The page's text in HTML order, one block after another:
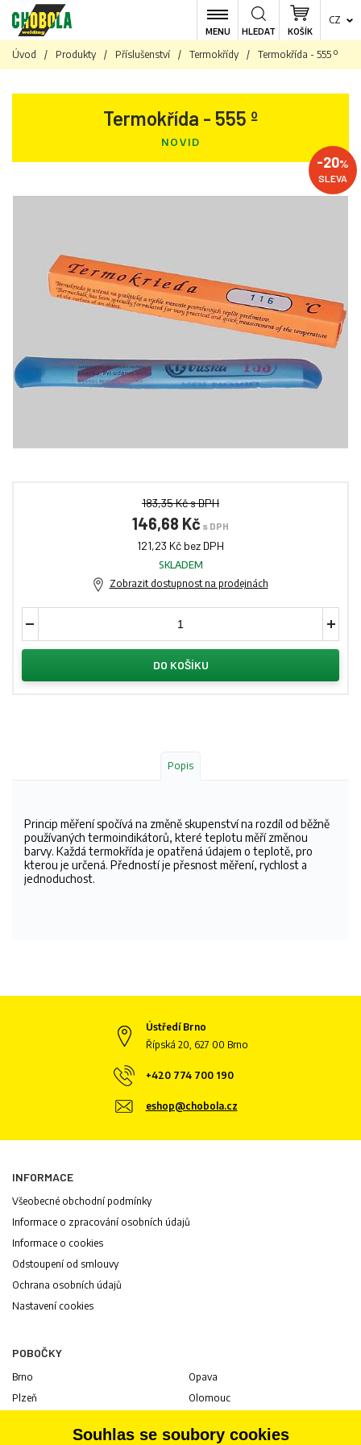
MENU KOŠÍK
CZ
HLEDAT
Úvod / Produkty / Příslušenství / Termokřídy / Termokřída - 555 º
Termokřída - 555 º
NOVID
-20%
SLEVA
183,35 Kč s DPH
146,68 Kč s DPH
121,23 Kč bez DPH
SKLADEM
Zobrazit dostupnost na prodejnách
DO KOŠÍKU
Popis
Princip měření spočívá na změně skupenství na rozdíl od běžně
používaných termoindikátorů, které teplotu měří změnou
barvy. Každá termokřída je opatřená údajem o teplotě, pro
kterou je určená. Předností je přesnost měření, rychlost a
jednoduchost.
Ústředí Brno
Řípská 20, 627 00 Brno
+420 774 700 190
eshop@chobola.cz
INFORMACE
Všeobecné obchodní podmínky
Informace o zpracování osobních údajů
Informace o cookies
Odstoupení od smlouvy
Ochrana osobních údajů
Nastavení cookies
POBOČKY
Brno
Plzeň
Opava
Olomouc
Pardubice
Souhlas se soubory cookies